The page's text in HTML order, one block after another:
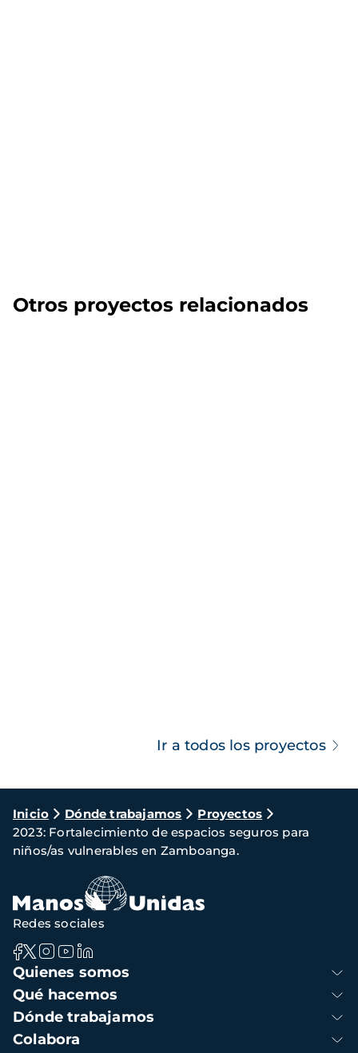
Otros proyectos relacionados
Ir a todos los proyectos
Ruta
de
navegación
Inicio Dónde trabajamos
Proyectos
2023: Fortalecimiento de espacios seguros para
niños/as vulnerables en Zamboanga.
Navegación
principal
Quienes somos
Qué hacemos
Dónde trabajamos
Colabora
Redes sociales